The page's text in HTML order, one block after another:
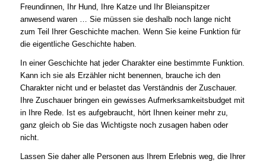
Freundinnen, Ihr Hund, Ihre Katze und Ihr Bleianspitzer
anwesend waren … Sie müssen sie deshalb noch lange nicht
zum Teil Ihrer Geschichte machen. Wenn Sie keine Funktion für
die eigentliche Geschichte haben.
In einer Geschichte hat jeder Charakter eine bestimmte Funktion.
Kann ich sie als Erzähler nicht benennen, brauche ich den
Charakter nicht und er belastet das Verständnis der Zuschauer.
Ihre Zuschauer bringen ein gewisses Aufmerksamkeitsbudget mit
in Ihre Rede. Ist es aufgebraucht, hört Ihnen keiner mehr zu,
ganz gleich ob Sie das Wichtigste noch zusagen haben oder
nicht.
Lassen Sie daher alle Personen aus Ihrem Erlebnis weg, die Ihrer